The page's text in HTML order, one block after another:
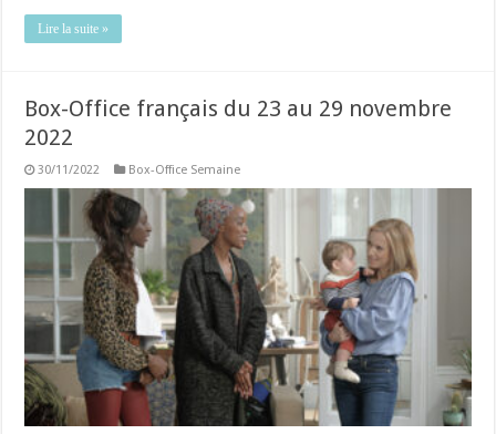
Lire la suite »
Box-Office français du 23 au 29 novembre
2022
30/11/2022 Box-Office Semaine